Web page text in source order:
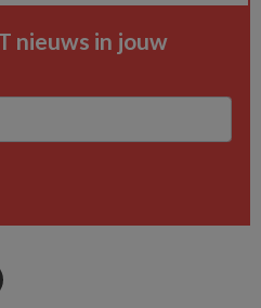
nieuws in jouw